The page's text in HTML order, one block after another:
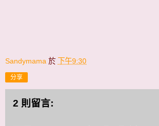
Sandymama 於 下午9:30
分享
2 則留言: